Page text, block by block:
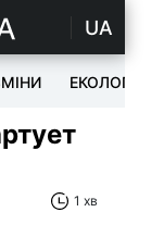
UA
ЕКОЛОГІЯ
1 хв